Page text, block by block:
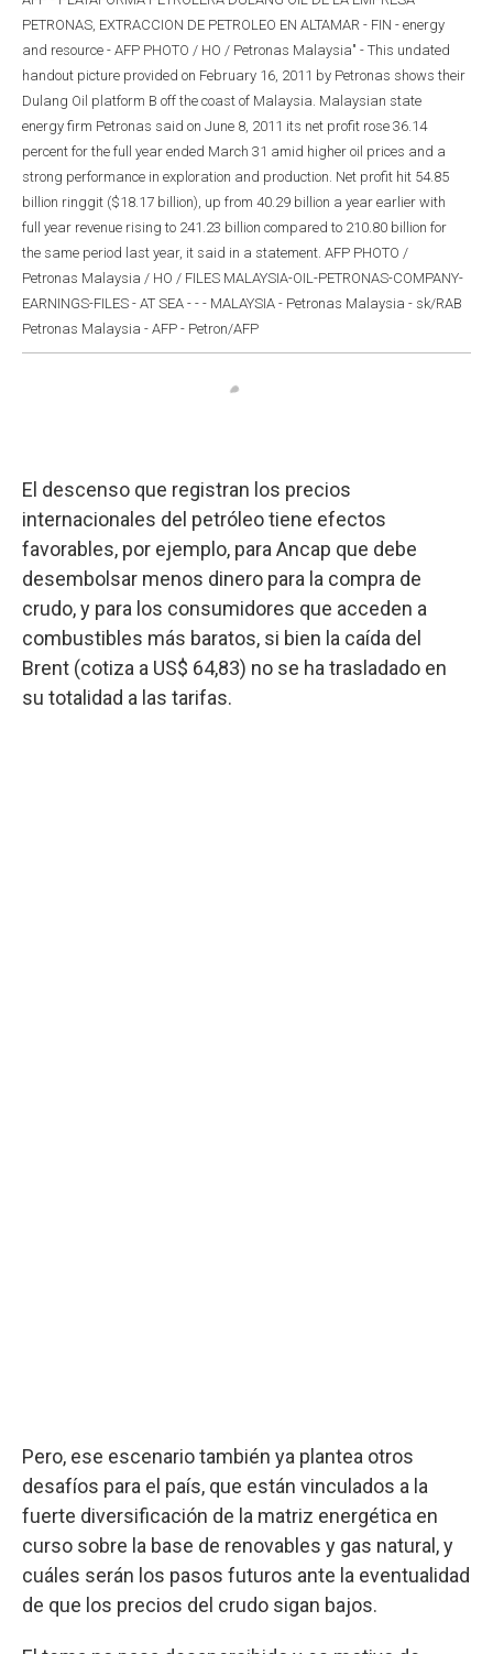
PETRONAS, EXTRACCION DE PETROLEO EN ALTAMAR - FIN - energy
and resource - AFP PHOTO / HO / Petronas Malaysia" - This undated
handout picture provided on February 16, 2011 by Petronas shows their
Dulang Oil platform B off the coast of Malaysia. Malaysian state
energy firm Petronas said on June 8, 2011 its net profit rose 36.14
percent for the full year ended March 31 amid higher oil prices and a
strong performance in exploration and production. Net profit hit 54.85
billion ringgit ($18.17 billion), up from 40.29 billion a year earlier with
full year revenue rising to 241.23 billion compared to 210.80 billion for
the same period last year, it said in a statement. AFP PHOTO /
Petronas Malaysia / HO / FILES MALAYSIA-OIL-PETRONAS-COMPANY-
EARNINGS-FILES - AT SEA - - - MALAYSIA - Petronas Malaysia - sk/RAB
Petronas Malaysia - AFP - Petron/AFP
El descenso que registran los precios
internacionales del petróleo tiene efectos
favorables, por ejemplo, para Ancap que debe
desembolsar menos dinero para la compra de
crudo, y para los consumidores que acceden a
combustibles más baratos, si bien la caída del
Brent (cotiza a US$ 64,83) no se ha trasladado en
su totalidad a las tarifas.
Pero, ese escenario también ya plantea otros
desafíos para el país, que están vinculados a la
fuerte diversificación de la matriz energética en
curso sobre la base de renovables y gas natural, y
cuáles serán los pasos futuros ante la eventualidad
de que los precios del crudo sigan bajos.